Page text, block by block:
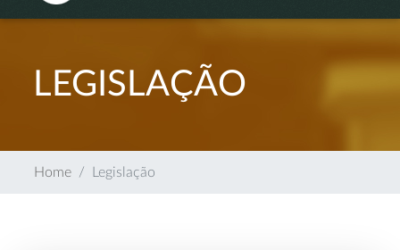
LEGISLAÇÃO
Home Legislação